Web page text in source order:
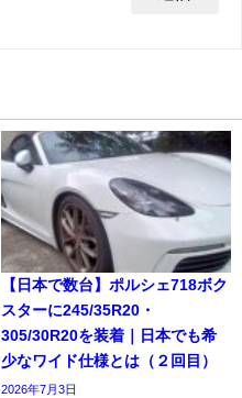
【日本で数台】ポルシェ718ボク
スターに245/35R20・
305/30R20を装着｜日本でも希
少なワイド仕様とは（２回目）
2026年7月3日